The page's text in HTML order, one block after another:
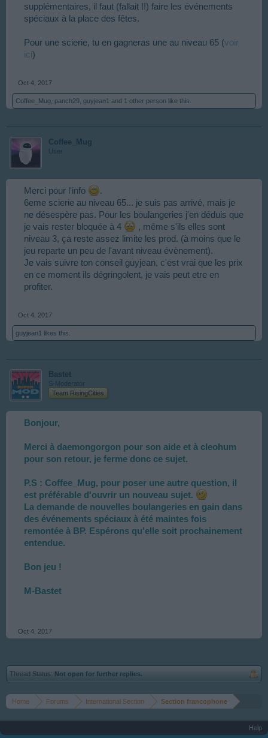
supplémentaires, il faut (fallait !!) faire les événements
spéciaux à la place des fêtes.
Pour une scierie, tu en gagneras une au niveau 65 (voir
ici)
Oct 4, 2017
Coffee_Mug panch29 guyjean1 and 1 other person like this.
Coffee_Mug
User
Merci pour l'info
.
6eme scierie au niveau 65... je suis pas arrivé, mais je
ne désespère pas. Pour les boulangeries j'en déduis que
je vais rester bloquée à 4
, même s'ils elles sont
niveau 3, ça reste assez limite les prod. (à moins que le
jeu reparte un peu de l'avant niveau évènement).
Je vais suivre ton conseil guyjean, c'est vrai que les prix
en ce moment ils dégringolent, je vais peut etre en
profiter.
Oct 4, 2017
guyjean1 likes this.
Bastet
S-Moderator
Team RisingCities
Bonjour,
Merci à daemongorgon pour son aide et à cleohum
pour son retour, je ferme donc ce sujet.
P.S : Coffee_Mug, pour poser une autre question, il
est préférable d'ouvrir un nouveau sujet.
La demande de nouvelles boulangeries en gain dans
des événements spéciaux à été maintes fois
remontée à BP. Espérons qu'elle soit prochainement
entendue.
Bon jeu !
M-Bastet
Oct 4, 2017
Thread Status: Not open for further replies.
Home Forums International Section Section francophone
Help